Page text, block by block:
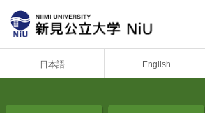
日本語 English